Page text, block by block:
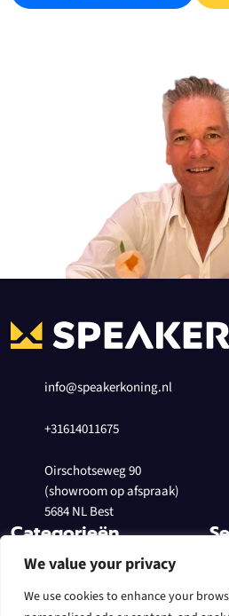
We value your privacy
We use cookies to enhance your
info@speakerkoning.nl
+31614011675
Oirschotseweg 90
(showroom op afspraak)
5684 NL Best
Categorieën
Speakers Actief
Subwoofers
Line Array